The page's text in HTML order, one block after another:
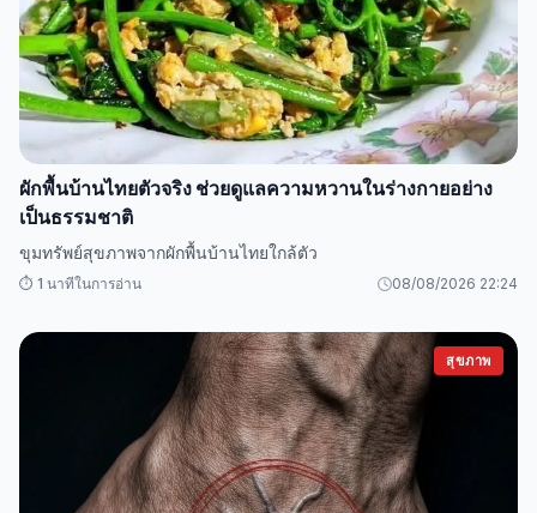
ผักพื้นบ้านไทยตัวจริง ช่วยดูแลความหวานในร่างกายอย่าง
เป็นธรรมชาติ
ขุมทรัพย์สุขภาพจากผักพื้นบ้านไทยใกล้ตัว
⏱️ 1 นาทีในการอ่าน 08/08/2026 22:24
สุขภาพ